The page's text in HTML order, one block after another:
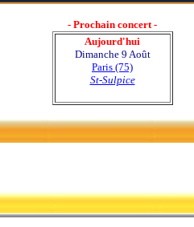
- Prochain concert -
Aujourd'hui
Dimanche 9 Août
Paris (75)
St-Sulpice